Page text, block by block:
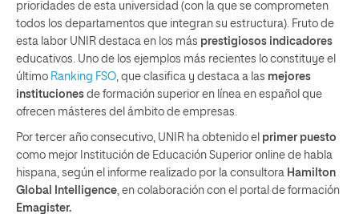
prioridades de esta universidad (con la que se comprometen
todos los departamentos que integran su estructura). Fruto de
esta labor UNIR destaca en los más prestigiosos indicadores
educativos. Uno de los ejemplos más recientes lo constituye el
último Ranking FSO, que clasifica y destaca a las mejores
instituciones de formación superior en línea en español que
ofrecen másteres del ámbito de empresas.
Por tercer año consecutivo, UNIR ha obtenido el primer puesto
como mejor Institución de Educación Superior online de habla
hispana, según el informe realizado por la consultora Hamilton
Global Intelligence, en colaboración con el portal de formación
Emagister.